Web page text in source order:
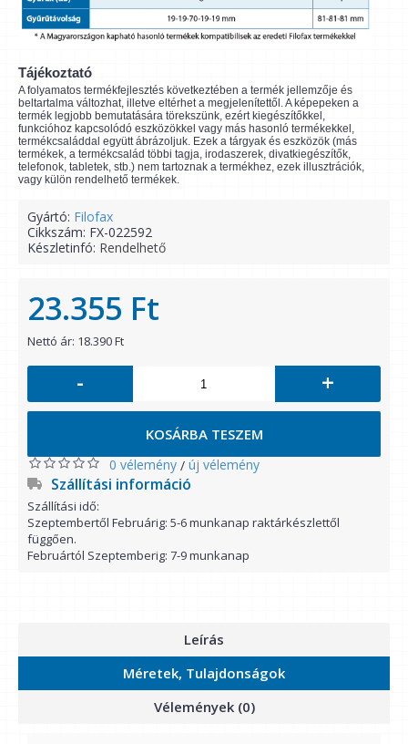
Tájékoztató
A folyamatos termékfejlesztés következtében a termék jellemzője és
beltartalma változhat, illetve eltérhet a megjelenítettől. A képepeken a
termék legjobb bemutatására törekszünk, ezért kiegészítőkkel,
funkcióhoz kapcsolódó eszközökkel vagy más hasonló termékekkel,
termékcsaláddal együtt ábrázoljuk. Ezek a tárgyak és eszközök (más
termékek, a termékcsalád többi tagja, irodaszerek, divatkiegészítők,
telefonok, tabletek, stb.) nem tartoznak a termékhez, ezek illusztrációk,
vagy külön rendelhető termékek.
Gyártó: Filofax
Cikkszám: FX-022592
Készletinfó: Rendelhető
23.355 Ft
Nettó ár: 18.390 Ft
- +
KOSÁRBA TESZEM
0 vélemény / új vélemény
Szállítási információ
Szállítási idő:
Szeptembertől Februárig: 5-6 munkanap raktárkészlettől
függően.
Februártól Szeptemberig: 7-9 munkanap
Leírás
Méretek, Tulajdonságok
Vélemények (0)